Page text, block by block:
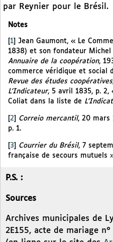
par Reynier pour le Brésil.
Notes
1
Jean Gaumont, « Le
1838) et son fondateur
Annuaire de la coopération,
commerce véridique et social
Revue des études coopératives
L’Indicateur, 5 avril 1835, p.
Coliat dans la liste de
2 Correio mercantil, 20 mars
p. 1.
[3] Courrier du Brésil, 7
française de secours mutuels
P.S. :
Sources
Archives municipales de
2E155, acte de mariage